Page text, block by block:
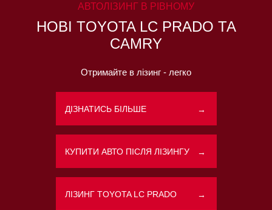
АВТОЛІЗИНГ В РІВНОМУ
НОВІ TOYOTA LC PRADO ТА
CAMRY
Отримайте в лізинг - легко
ДІЗНАТИСЬ БІЛЬШЕ →
КУПИТИ АВТО ПІСЛЯ ЛІЗИНГУ →
ЛІЗИНГ TOYOTA LC PRADO →